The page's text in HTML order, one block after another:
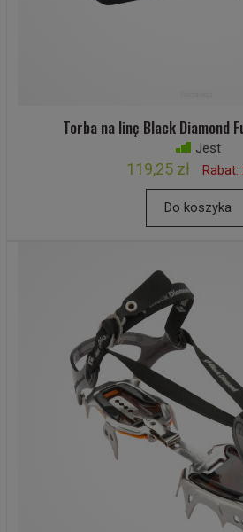
Torba na linę Black Diamond
Jest
119,25 zł Rabat:
Do koszyka